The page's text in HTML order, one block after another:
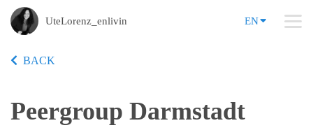
UteLorenz_enlivin EN
BACK
Peergroup Darmstadt